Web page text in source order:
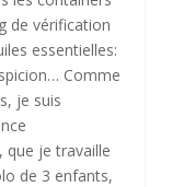
de vérification
essentielles:
Comme
je suis
que je travaille
de 3 enfants,